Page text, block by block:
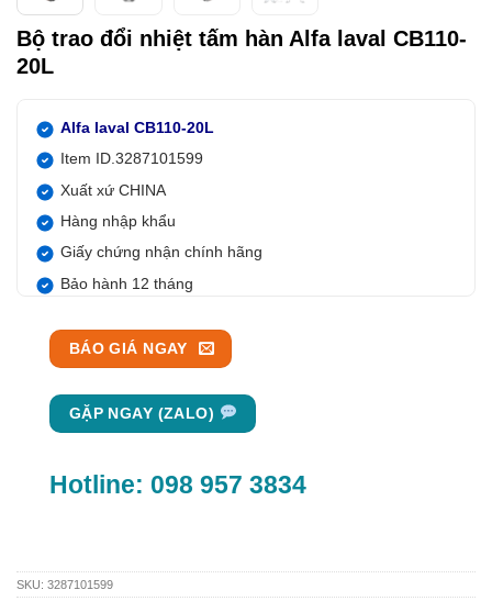
Bộ trao đổi nhiệt tấm hàn Alfa laval CB110-
20L
Alfa laval CB110-20L
Item ID.3287101599
Xuất xứ CHINA
Hàng nhập khẩu
Giấy chứng nhận chính hãng
Bảo hành 12 tháng
BÁO GIÁ NGAY
GẶP NGAY (ZALO)
Hotline: 098 957 3834
SKU: 3287101599